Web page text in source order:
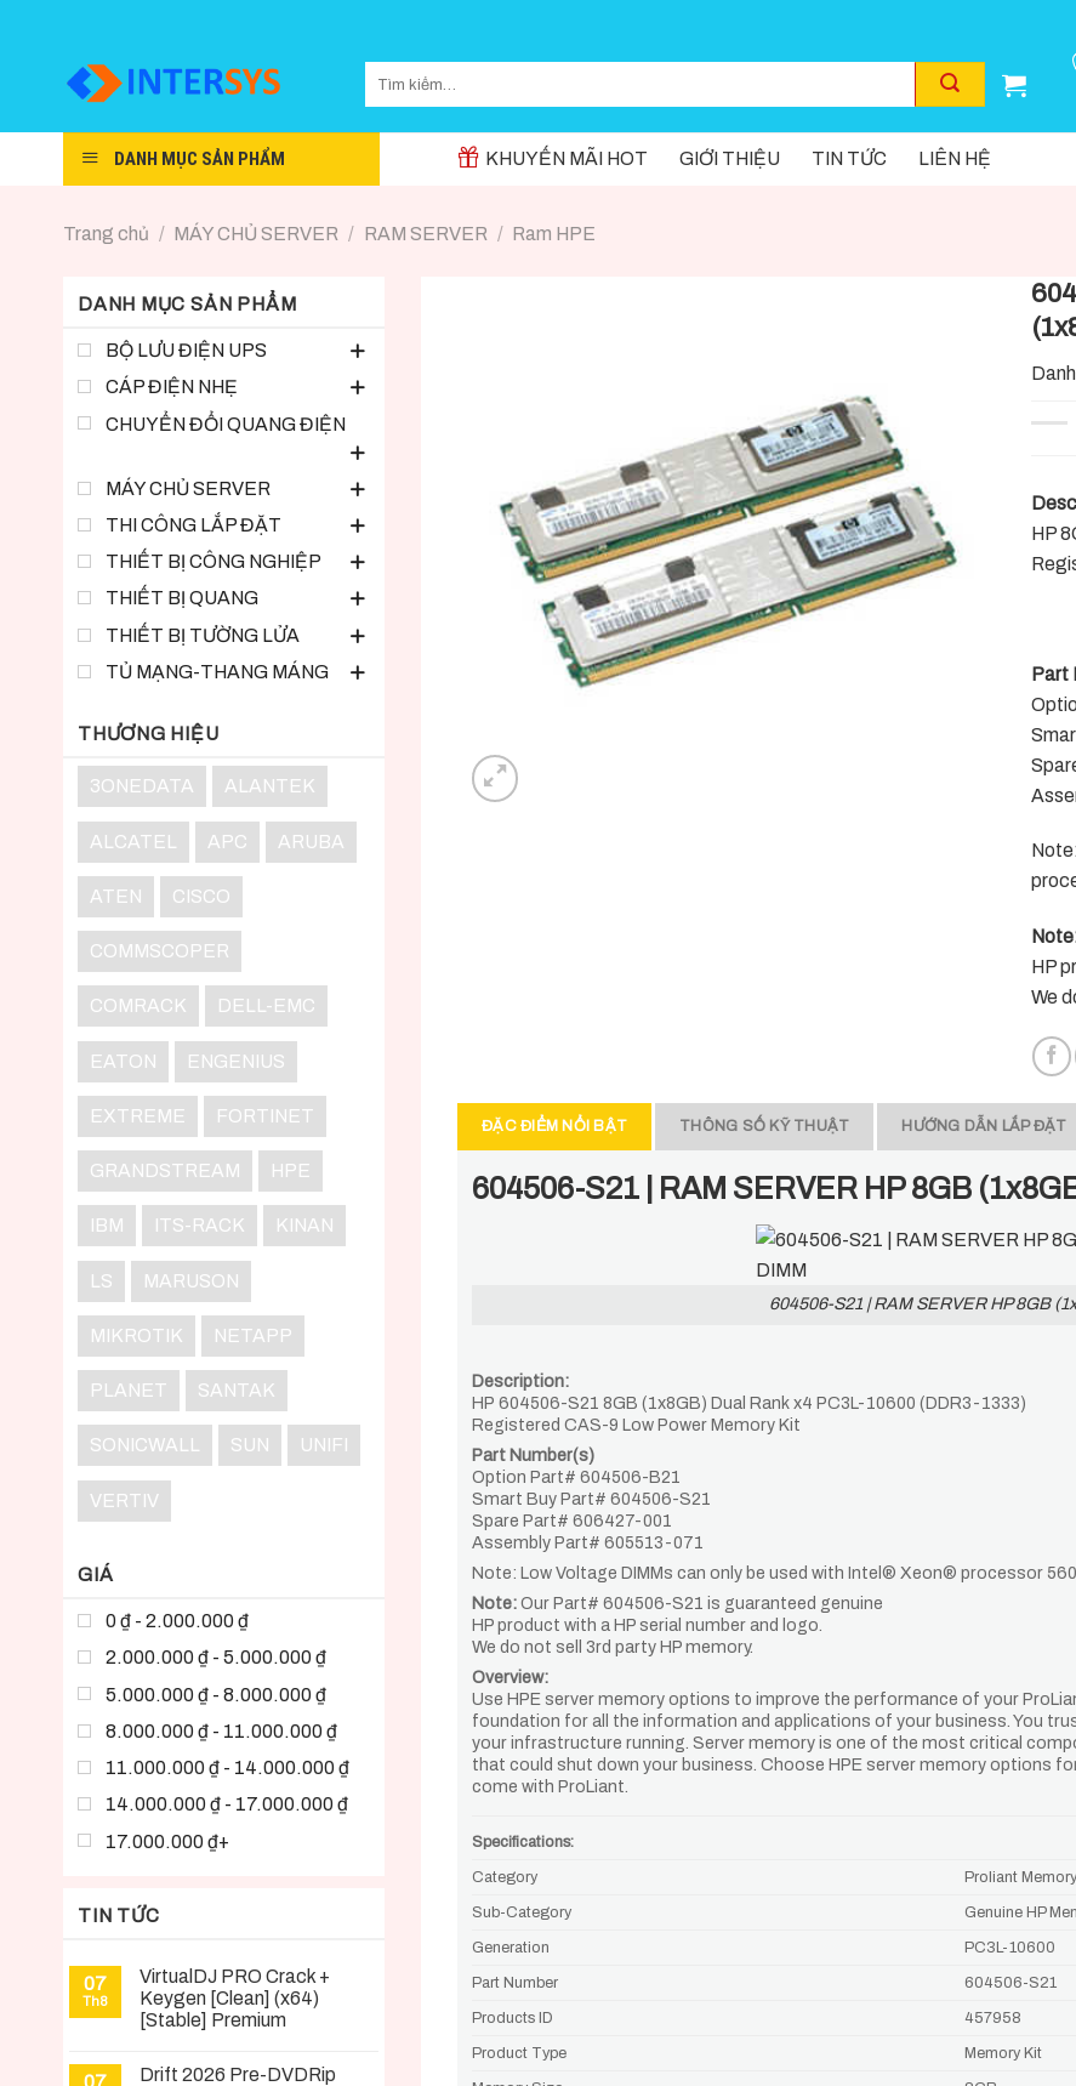
DANH MỤC SẢN PHẨM KHUYẾN MÃI HOT GIỚI THIỆU TIN TỨC LIÊN HỆ
Trang chủ / MÁY CHỦ SERVER / RAM SERVER / Ram HPE
DANH MỤC SẢN PHẨM
BỘ LƯU ĐIỆN UPS
CÁP ĐIỆN NHẸ
CHUYỂN ĐỔI QUANG ĐIỆN
MÁY CHỦ SERVER
THI CÔNG LẮP ĐẶT
THIẾT BỊ CÔNG NGHIỆP
THIẾT BỊ QUANG
THIẾT BỊ TƯỜNG LỬA
TỦ MẠNG-THANG MÁNG
THƯƠNG HIỆU
3ONEDATA ALANTEK
ALCATEL APC ARUBA
ATEN CISCO
COMMSCOPER
COMRACK DELL-EMC
EATON ENGENIUS
EXTREME FORTINET
GRANDSTREAM HPE
IBM ITS-RACK KINAN
LS MARUSON
MIKROTIK NETAPP
PLANET SANTAK
SONICWALL SUN UNIFI
VERTIV
GIÁ
0 ₫ - 2.000.000 ₫
2.000.000 ₫ - 5.000.000 ₫
5.000.000 ₫ - 8.000.000 ₫
8.000.000 ₫ - 11.000.000 ₫
11.000.000 ₫ - 14.000.000 ₫
14.000.000 ₫ - 17.000.000 ₫
17.000.000 ₫+
TIN TỨC
07
Th8
VirtualDJ PRO Crack +
Keygen [Clean] (x64)
[Stable] Premium
07
Drift 2026 Pre-DVDRip
HP
Part
HP
We
ĐẶC ĐIỂM NỔI BẬT THÔNG SỐ KỸ THUẬT HƯỚNG DẪN LẮP ĐẶT
604506-S21 | RAM SERVER HP 8GB
604506-S21 | RAM SERVER HP 8GB
Description:
HP 604506-S21 8GB (1x8GB) Dual Rank x4 PC3L-10600 (DDR3-1333)
Registered CAS-9 Low Power Memory Kit
Part Number(s)
Option Part# 604506-B21
Smart Buy Part# 604506-S21
Spare Part# 606427-001
Assembly Part# 605513-071
Note: Low Voltage DIMMs can only be used with Intel® Xeon® processor
Note: Our Part# 604506-S21 is guaranteed genuine
HP product with a HP serial number and logo.
We do not sell 3rd party HP memory.
Overview:
Use HPE server memory options to improve the performance of your
foundation for all the information and applications of your business. You
your infrastructure running. Server memory is one of the most critical
that could shut down your business. Choose HPE server memory options
come with ProLiant.
Specifications:
Category Proliant Memory
Sub-Category Genuine HP
Generation PC3L-10600
Part Number 604506-S21
Products ID 457958
Product Type Memory Kit